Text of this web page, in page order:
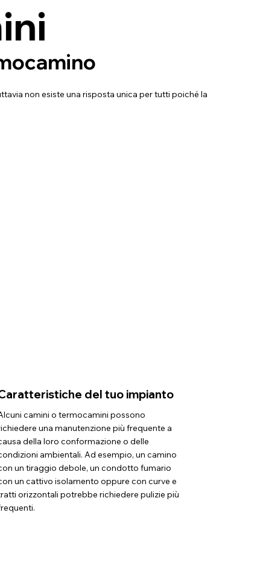
non esiste una risposta unica per tutti poiché la
del tuo impianto
camini o termocamini possono
una manutenzione più frequente a
della loro conformazione o delle
ambientali. Ad esempio, un camino
un tiraggio debole, un condotto fumario
un cattivo isolamento oppure con curve e
orizzontali potrebbe richiedere pulizie più